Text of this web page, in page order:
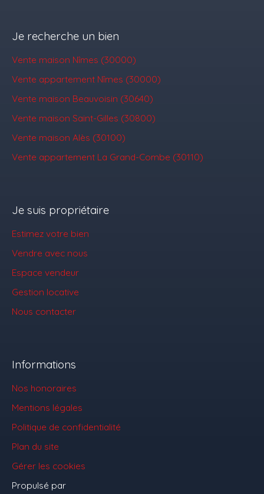
Je recherche un bien
Vente maison Nîmes (30000)
Vente appartement Nîmes (30000)
Vente maison Beauvoisin (30640)
Vente maison Saint-Gilles (30800)
Vente maison Alès (30100)
Vente appartement La Grand-Combe (30110)
Je suis propriétaire
Estimez votre bien
Vendre avec nous
Espace vendeur
Gestion locative
Nous contacter
Informations
Nos honoraires
Mentions légales
Politique de confidentialité
Plan du site
Gérer les cookies
Propulsé par